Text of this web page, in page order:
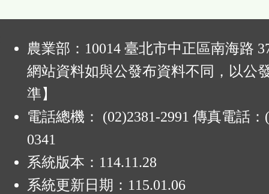
農業部：10014 臺北市中正區南海路
網站資料如與公發布資料不同，以公
準】
電話總機： (02)2381-2991 傳真電話：
0341
系統版本： 114.11.28
系統更新日期： 115.01.06